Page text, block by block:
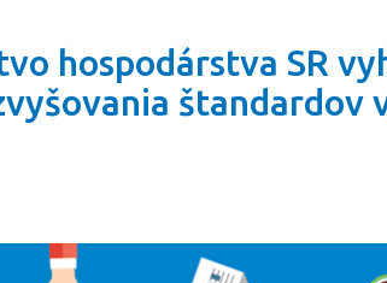
hospodárstva SR
štandardov